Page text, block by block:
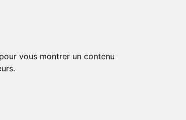
vous montrer un contenu